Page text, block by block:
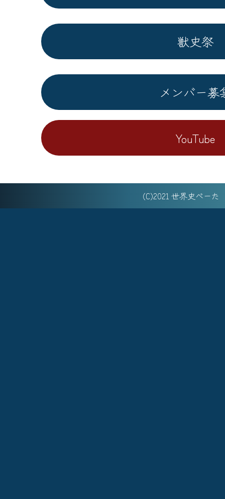
獣史祭
メンバー募
YouTube
(C)2021 世界史べーた